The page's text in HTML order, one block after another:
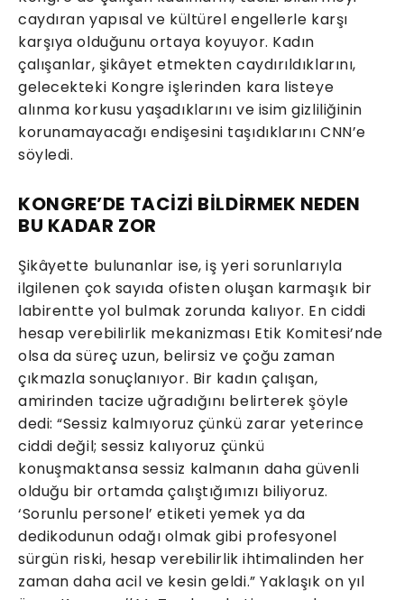
caydıran yapısal ve kültürel engellerle karşı
karşıya olduğunu ortaya koyuyor. Kadın
çalışanlar, şikâyet etmekten caydırıldıklarını,
gelecekteki Kongre işlerinden kara listeye
alınma korkusu yaşadıklarını ve isim gizliliğinin
korunamayacağı endişesini taşıdıklarını CNN’e
söyledi.
KONGRE’DE TACİZİ BİLDİRMEK NEDEN
BU KADAR ZOR
Şikâyette bulunanlar ise, iş yeri sorunlarıyla
ilgilenen çok sayıda ofisten oluşan karmaşık bir
labirentte yol bulmak zorunda kalıyor. En ciddi
hesap verebilirlik mekanizması Etik Komitesi’nde
olsa da süreç uzun, belirsiz ve çoğu zaman
çıkmazla sonuçlanıyor. Bir kadın çalışan,
amirinden tacize uğradığını belirterek şöyle
dedi: “Sessiz kalmıyoruz çünkü zarar yeterince
ciddi değil; sessiz kalıyoruz çünkü
konuşmaktansa sessiz kalmanın daha güvenli
olduğu bir ortamda çalıştığımızı biliyoruz.
‘Sorunlu personel’ etiketi yemek ya da
dedikodunun odağı olmak gibi profesyonel
sürgün riski, hesap verebilirlik ihtimalinden her
zaman daha acil ve kesin geldi.” Yaklaşık on yıl